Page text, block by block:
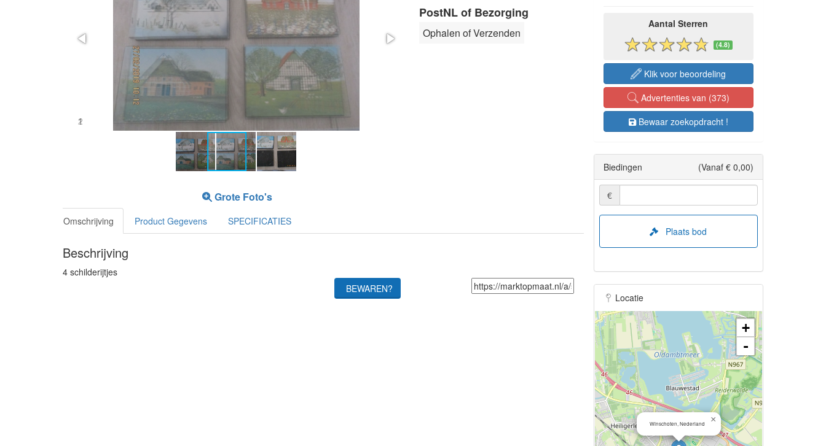
2
Grote Foto's
PostNL of Bezorging
Ophalen of Verzenden
Omschrijving Product Gegevens SPECIFICATIES
Beschrijving
4 schilderijtjes
BEWAREN?
Aantal Sterren
(4.8)
Klik voor beoordeling
Advertenties van (373)
Bewaar zoekopdracht !
Biedingen (Vanaf € 0,00)
€
Plaats bod
Locatie
Winschoten, Nederland ×
+
-